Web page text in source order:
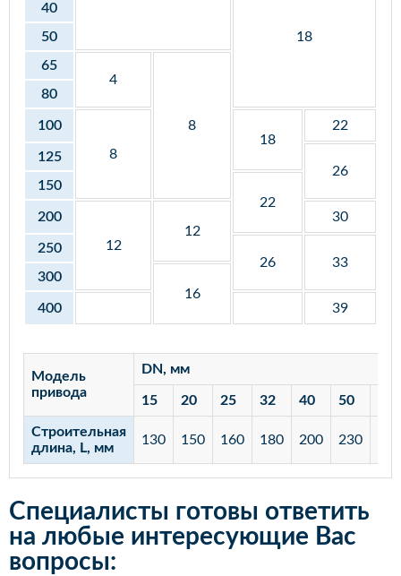
18
40
50
65
4
8
80
100
8
18
22
125
26
150
22
200
12
12
30
250
26
33
300
16
400
39
Модель
привода
DN, мм
15 20 25 32 40 50
Строительная
длина, L, мм
130 150 160 180 200 230
Специалисты готовы ответить
на любые интересующие Вас
вопросы: